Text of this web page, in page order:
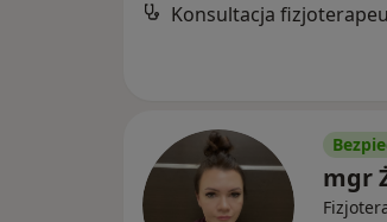
Konsultacja
mgr